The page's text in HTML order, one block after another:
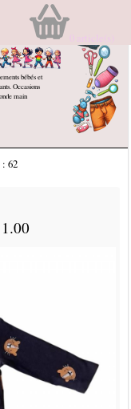
bébés et
Occasions
main
62